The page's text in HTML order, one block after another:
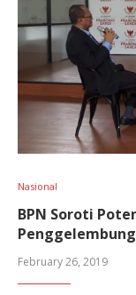
Nasional
BPN Soroti
February 26, 2019